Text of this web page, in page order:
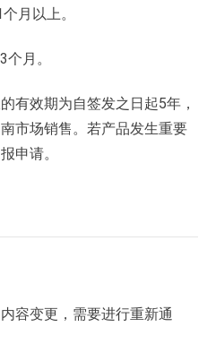
月以上。
月。
有效期为自签发之日起5年，
市场销售。若产品发生重要
申请。
容变更，需要进行重新通